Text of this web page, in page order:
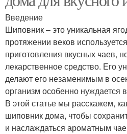
Введение
Шиповник – это уникальная
протяжении веков
приготовления вкусных чаев,
лекарственное средство. Его
делают его незаменимым в
организм особенно нуждается
В этой статье мы расскажем,
шиповник дома, чтобы
и наслаждаться ароматным